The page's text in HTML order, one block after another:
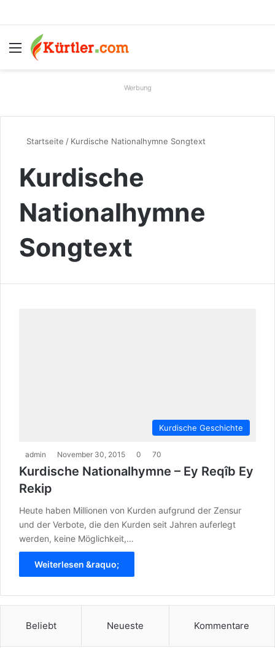
Menü
Werbung
Startseite / Kurdische Nationalhymne Songtext
Kurdische
Nationalhymne
Songtext
Kurdische Geschichte
admin November 30, 2015 0 70
Kurdische Nationalhymne – Ey Reqîb Ey
Rekip
Heute haben Millionen von Kurden aufgrund der Zensur
und der Verbote, die den Kurden seit Jahren auferlegt
werden, keine Möglichkeit,…
Weiterlesen &raquo;
Beliebt Neueste Kommentare